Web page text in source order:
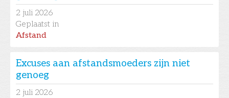
2 juli 2026
Geplaatst in
Afstand
Excuses aan afstandsmoeders zijn niet
genoeg
2 juli 2026